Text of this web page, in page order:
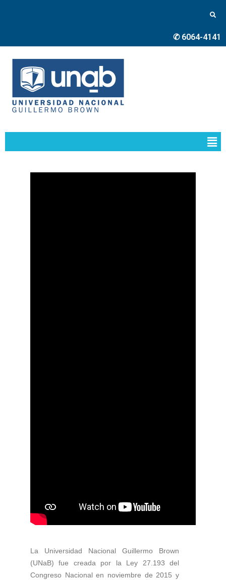
✆ 6064-4141
La Universidad Nacional Guillermo Brown
(UNaB) fue creada por la Ley 27.193 del
Congreso Nacional en noviembre de 2015 y